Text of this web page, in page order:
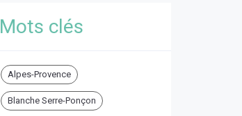
Mots clés
Alpes-Provence
Blanche Serre-Ponçon